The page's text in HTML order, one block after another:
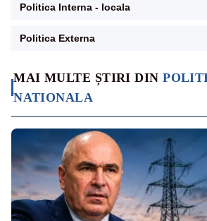
MAI MULTE ȘTIRI DIN
NATIONALA
Politica Interna - locala
Politica Externa